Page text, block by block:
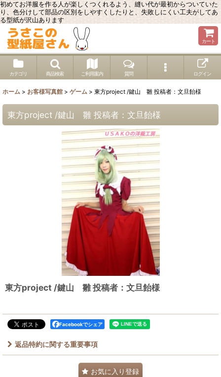
初めてお洋服を作る人が楽しくつくれるよう、縫い代が最初からついていた
り、色分けして部品の区別をしやすくしたりと、失敗しにくい工夫がしてあ
る型紙が沢山あります
カート
カテゴリ 商品検索 ご利用案内 質問 ログイン
ホーム > お客様写真館 > ゲーム > 東方project /鍵山 雛 投稿者：文旦飴様
東方project /鍵山 雛 投稿者：文旦飴様
東方project /鍵山 雛 投稿者：文旦飴様
Facebookでシェア
返品特約に関する重要事項
お気に入り登録